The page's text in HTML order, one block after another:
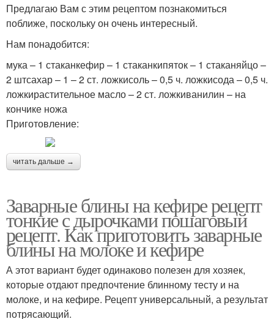
Предлагаю Вам с этим рецептом познакомиться
поближе, поскольку он очень интересный.
Нам понадобится:
мука – 1 стаканкефир – 1 стаканкипяток – 1 стаканяйцо –
2 штсахар – 1 – 2 ст. ложкисоль – 0,5 ч. ложкисода – 0,5 ч.
ложкирастительное масло – 2 ст. ложкиванилин – на
кончике ножа
Приготовление:
читать дальше →
Заварные блины на кефире рецепт
тонкие с дырочками пошаговый
рецепт. Как приготовить заварные
блины на молоке и кефире
А этот вариант будет одинаково полезен для хозяек,
которые отдают предпочтение блинному тесту и на
молоке, и на кефире. Рецепт универсальный, а результат
потрясающий.